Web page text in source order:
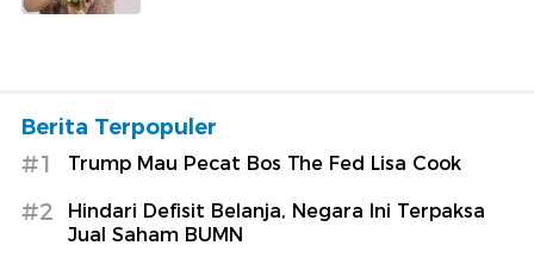
Berita Terpopuler
#1 Trump Mau Pecat Bos The Fed Lisa Cook
#2
Hindari Defisit Belanja, Negara Ini Terpaksa
Jual Saham BUMN